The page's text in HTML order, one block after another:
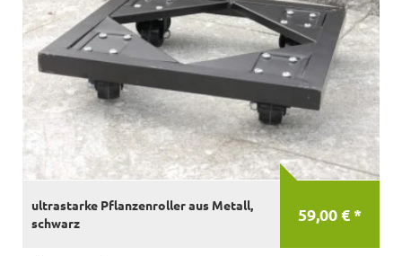
59,00 € *
ultrastarke Pflanzenroller aus Metall,
schwarz